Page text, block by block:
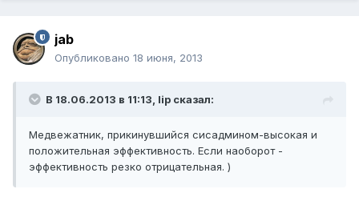
jab
Опубликовано 18 июня, 2013
В 18.06.2013 в 11:13, lip сказал:
Медвежатник, прикинувшийся сисадмином-высокая и
положительная эффективность. Если наоборот -
эффективность резко отрицательная. )